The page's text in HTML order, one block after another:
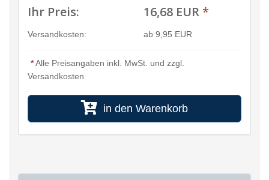
Ihr Preis: 16,68 EUR*
Versandkosten: ab 9,95 EUR
*Alle Preisangaben inkl. MwSt. und zzgl.
Versandkosten
in den Warenkorb